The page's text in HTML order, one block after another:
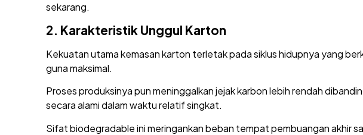
sekarang.
2. Karakteristik Unggul Karton
Kekuatan utama kemasan karton terletak pada siklus hidupnya yang
guna maksimal.
Proses produksinya pun meninggalkan jejak karbon lebih rendah
secara alami dalam waktu relatif singkat.
Sifat biodegradable ini meringankan beban tempat pembuangan akhir